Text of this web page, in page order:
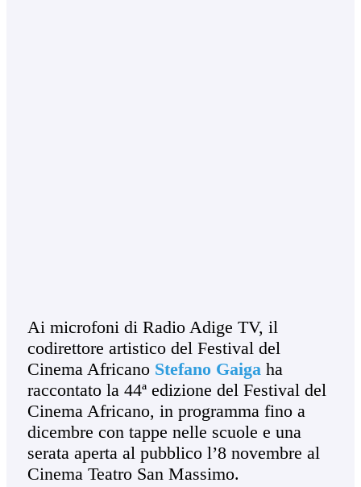
Ai microfoni di Radio Adige TV, il
codirettore artistico del Festival del
Cinema Africano Stefano Gaiga ha
raccontato la 44ª edizione del Festival del
Cinema Africano, in programma fino a
dicembre con tappe nelle scuole e una
serata aperta al pubblico l’8 novembre al
Cinema Teatro San Massimo.